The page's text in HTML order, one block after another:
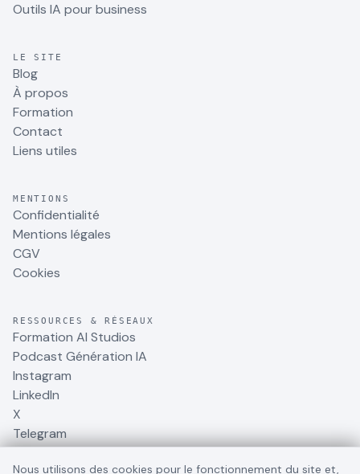
Outils IA pour business
LE SITE
Blog
À propos
Formation
Contact
Liens utiles
MENTIONS
Confidentialité
Mentions légales
CGV
Cookies
RESSOURCES & RÉSEAUX
Formation AI Studios
Podcast Génération IA
Instagram
LinkedIn
X
Telegram
Nous utilisons des cookies pour le fonctionnement du site et,